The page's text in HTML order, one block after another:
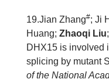
19.Jian Zhang#; Ji
Huang; Zhaoqi Liu
DHX15 is involved
splicing by mutant
of the National